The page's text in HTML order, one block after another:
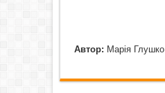
Автор: Марія Глушко